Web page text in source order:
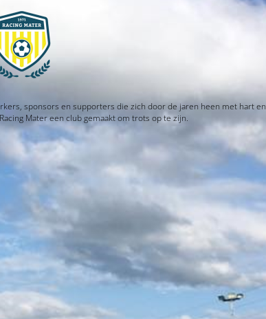
sponsors en supporters die zich door de jaren heen met hart en
Mater een club gemaakt om trots op te zijn.